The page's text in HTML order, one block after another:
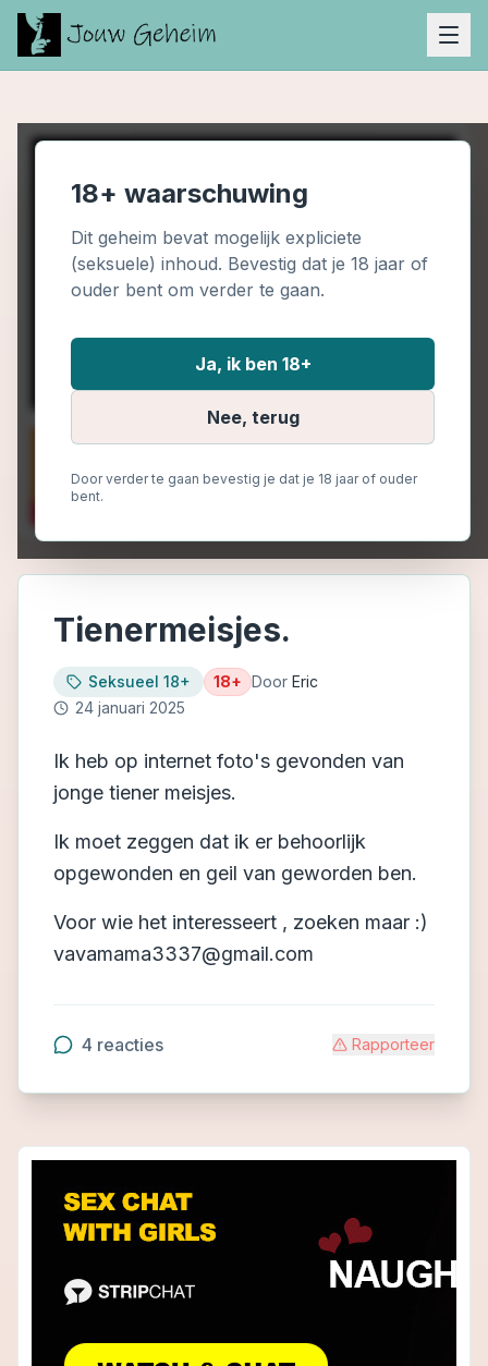
18+ waarschuwing
Dit geheim bevat mogelijk expliciete
(seksuele) inhoud. Bevestig dat je 18 jaar of
ouder bent om verder te gaan.
Ja, ik ben 18+
Nee, terug
Door verder te gaan bevestig je dat je 18 jaar of ouder
bent.
Tienermeisjes.
Seksueel 18+ 18+ Door Eric
24 januari 2025
Ik heb op internet foto's gevonden van
jonge tiener meisjes.
Ik moet zeggen dat ik er behoorlijk
opgewonden en geil van geworden ben.
Voor wie het interesseert , zoeken maar :)
vavamama3337@gmail.com
4 reacties Rapporteer